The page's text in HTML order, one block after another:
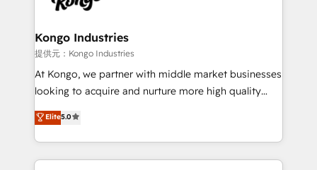
Streamz and Michelin.
and overall revenue to a level not feasible with
traditional methods. If you’re a frustrated marketing
manager or business owner sick of wasting budget
with generic agencies and their outdated methods,
just like yours attract more high-quality leads
throughout each stage of the buying cycle with
Kongo Industries
提供元：Kongo Industries
At Kongo, we partner with middle market businesses
looking to acquire and nurture more high quality
leads. We use digital media, marketing cloud,
automation and software integration to drive sales
and, deliver clarity on marketing expenditure.
Elite5.0